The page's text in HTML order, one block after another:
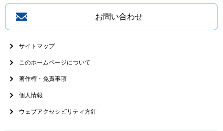
お問い合わせ
サイトマップ
このホームページについて
著作権・免責事項
個人情報
ウェブアクセシビリティ方針